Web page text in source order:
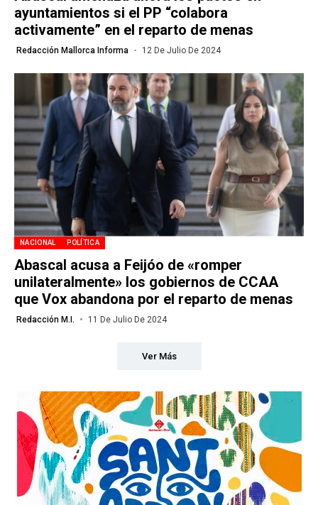
ayuntamientos si el PP “colabora
activamente” en el reparto de menas
Redacción Mallorca Informa 12 De Julio De 2024
NACIONAL POLÍTICA
Abascal acusa a Feijóo de «romper
unilateralmente» los gobiernos de CCAA
que Vox abandona por el reparto de menas
Redacción M.I. 11 De Julio De 2024
Ver Más